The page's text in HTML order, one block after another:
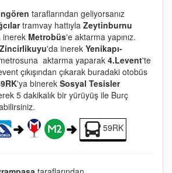
taraflarından geliyorsanız
tramvay hattıyla Zeytinburnu
inerek Metrobüs'e aktarma yapınız.
Zincirlikuyu'da inerek Yenikapı-
aktarma yaparak 4.Levent'te
çıkışından çıkarak buradaki otobüs
'ya binerek Sosyal Tesisler
5 dakikalık bir yürüyüş ile Burç
59RK